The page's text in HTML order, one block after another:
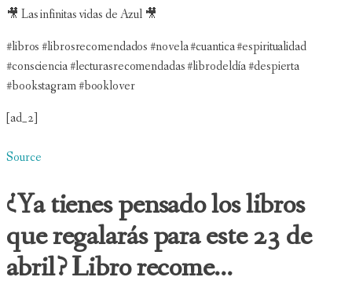
🎥 Las infinitas vidas de Azul 🎥
#libros #librosrecomendados #novela #cuantica #espiritualidad
#consciencia #lecturasrecomendadas #librodeldía #despierta
#bookstagram #booklover
[ad_2]
Source
¿Ya tienes pensado los libros
que regalarás para este 23 de
abril? Libro recome...